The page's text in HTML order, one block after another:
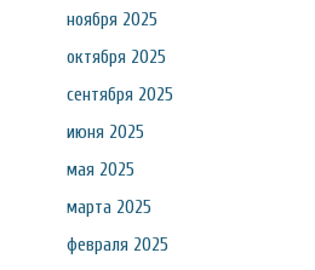
ноября 2025
октября 2025
сентября 2025
июня 2025
мая 2025
марта 2025
февраля 2025